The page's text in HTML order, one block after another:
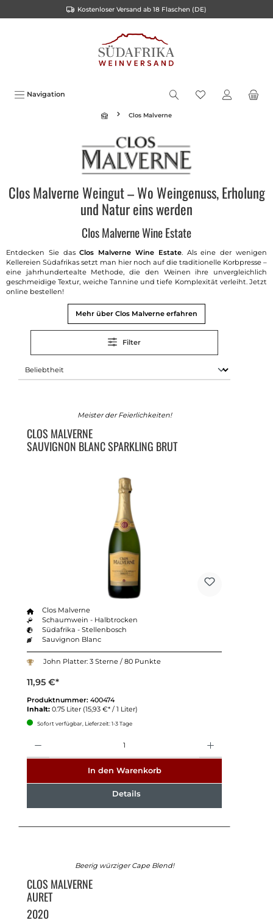
Kostenloser Versand ab 18 Flaschen (DE)
Navigation
Clos Malverne
Clos Malverne Weingut – Wo Weingenuss, Erholung
und Natur eins werden
Clos Malverne Wine Estate
Entdecken Sie dasClos Malverne Wine Estate. Als eine der wenigen
Kellereien Südafrikas setzt man hier noch auf die traditionelle Korbpresse –
eine jahrhundertealte Methode, die den Weinen ihre unvergleichlich
geschmeidige Textur, weiche Tannine und tiefe Komplexität verleiht. Jetzt
online bestellen!
Mehr über Clos Malverne erfahren
Filter
Meister der Feierlichkeiten!
CLOS MALVERNE
SAUVIGNON BLANC SPARKLING BRUT
Clos Malverne
Schaumwein - Halbtrocken
Südafrika - Stellenbosch
Sauvignon Blanc
John Platter: 3 Sterne / 80 Punkte
11,95 €*
Produktnummer: 400474
Inhalt: 0.75 Liter (15,93 €* / 1 Liter)
Sofort verfügbar, Lieferzeit: 1-3 Tage
In den Warenkorb
Details
Beerig würziger Cape Blend!
CLOS MALVERNE
AURET
2020